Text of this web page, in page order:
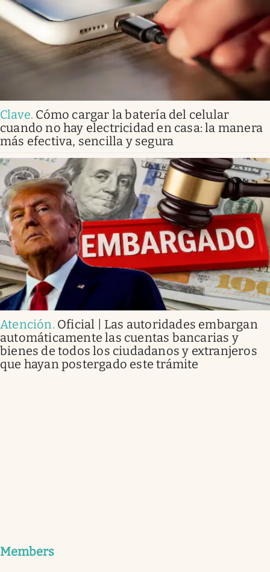
Clave. Cómo cargar la batería del celular
cuando no hay electricidad en casa: la manera
más efectiva, sencilla y segura
Atención. Oficial | Las autoridades embargan
automáticamente las cuentas bancarias y
bienes de todos los ciudadanos y extranjeros
que hayan postergado este trámite
Members